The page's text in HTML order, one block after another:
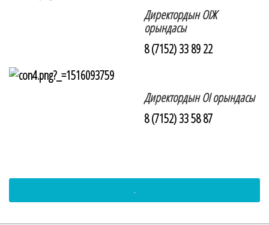
Директордын ОІЖ
орындасы
8 (7152) 33 89 22
Директордын ОІ орындасы
8 (7152) 33 58 87
.